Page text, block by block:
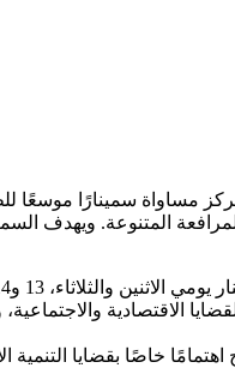
مساواة سمينارًا موسعًا
المتنوعة. ويهدف
الاقتصادية